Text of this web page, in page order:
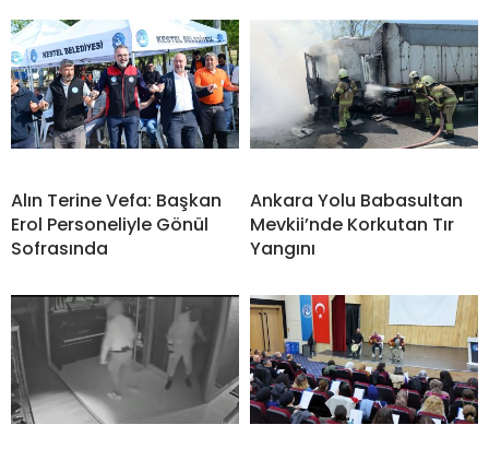
Alın Terine Vefa: Başkan
Erol Personeliyle Gönül
Sofrasında
Ankara Yolu Babasultan
Mevkii’nde Korkutan Tır
Yangını